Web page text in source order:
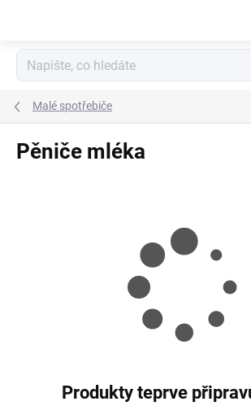
Malé spotřebiče
Pěniče mléka
Produkty teprve